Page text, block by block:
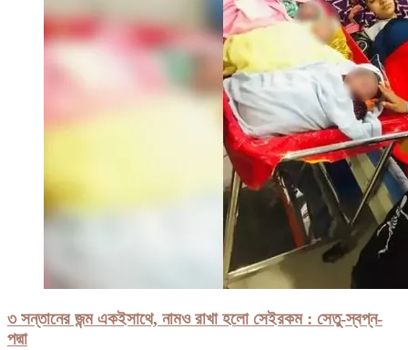
৩ সন্তানের জন্ম একইসাথে, নামও রাখা হলো সেইরকম : সেতু-স্বপ্ন-
পদ্মা